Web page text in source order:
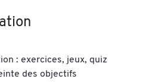
: exercices, jeux, quiz
des objectifs